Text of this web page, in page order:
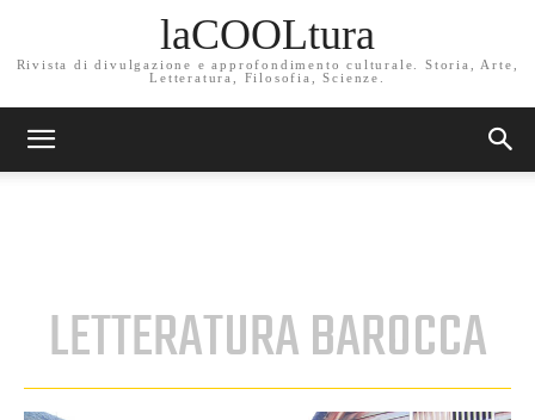
laCOOLtura
Rivista di divulgazione e approfondimento culturale. Storia, Arte,
Letteratura, Filosofia, Scienze.
LETTERATURA BAROCCA